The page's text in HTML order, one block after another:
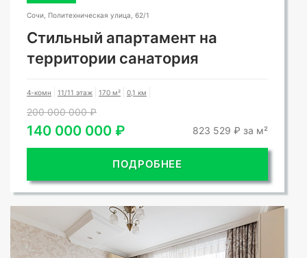
Сочи, Политехническая улица, 62/1
Стильный апартамент на
территории санатория
4-комн 11/11 этаж 170 м² 0,1 км
200 000 000 ₽
140 000 000 ₽ 823 529 ₽ за м²
ПОДРОБНЕЕ